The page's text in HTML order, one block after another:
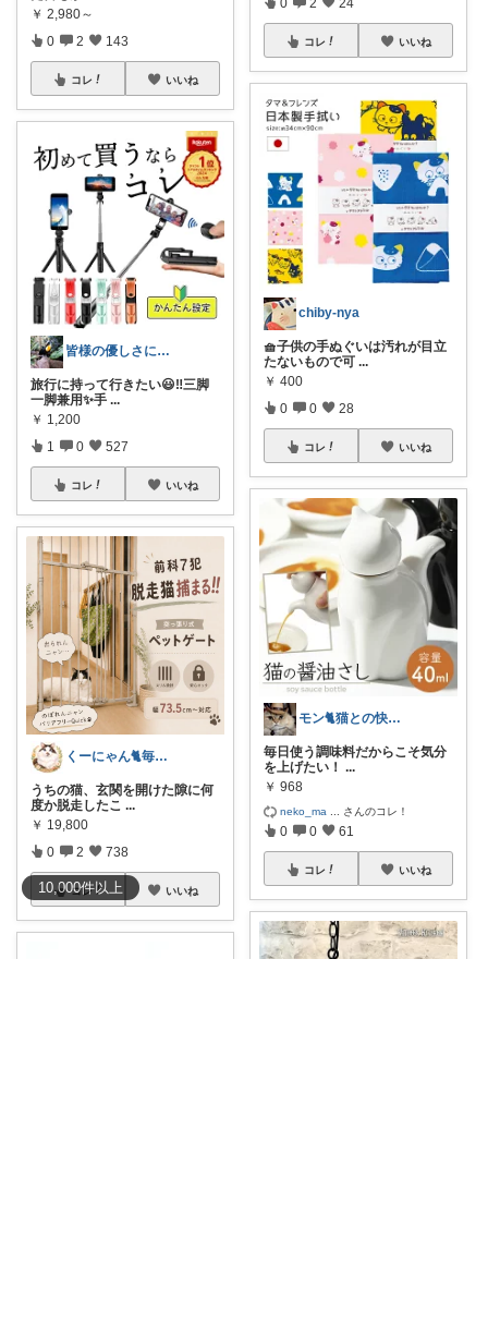
10,000件以上
￥ 2,980～
0 2 143
コレ いいね
皆様の優しさに感謝です✨happyミルク
旅行に持って行きたい😃‼️三脚
一脚兼用✨手 ...
￥ 1,200
1 0 527
コレ いいね
くーにゃん🐈️毎日感謝😊🙏
うちの猫、玄関を開けた隙に何
度か脱走したこ ...
￥ 19,800
0 2 738
コレ いいね
コレ いいね
chiby-nya
🧺子供の手ぬぐいは汚れが目立
たないもので可 ...
￥ 400
0 0 28
コレ いいね
モン🐈猫との快適な暮らし
毎日使う調味料だからこそ気分
を上げたい！ ...
￥ 968
neko_ma さんのコレ！
0 0 61
コレ いいね